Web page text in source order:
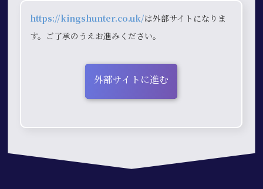
https://kingshunter.co.uk/は外部サイトになりま
す。ご了承のうえお進みください。
外部サイトに進む